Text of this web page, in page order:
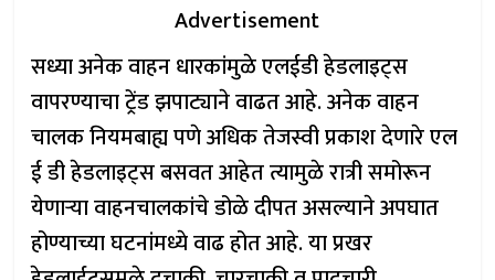
Advertisement
सध्या अनेक वाहन धारकांमुळे एलईडी हेडलाइट्स
वापरण्याचा ट्रेंड झपाट्याने वाढत आहे. अनेक वाहन
चालक नियमबाह्य पणे अधिक तेजस्वी प्रकाश देणारे एल
ई डी हेडलाइट्स बसवत आहेत त्यामुळे रात्री समोरून
येणाऱ्या वाहनचालकांचे डोळे दीपत असल्याने अपघात
होण्याच्या घटनांमध्ये वाढ होत आहे. या प्रखर